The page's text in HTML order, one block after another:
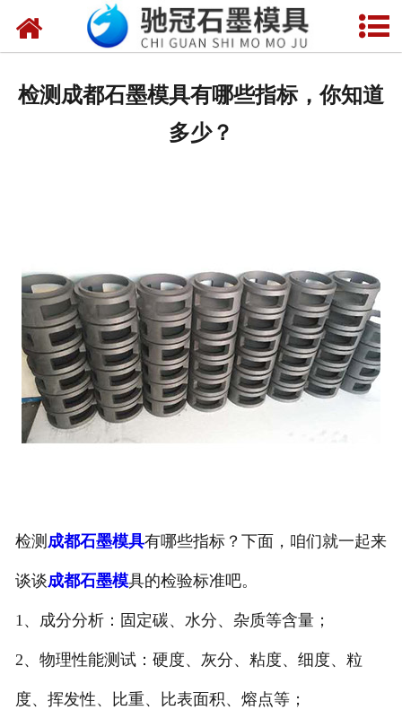
网站首页
检测成都石墨模具有哪些指标，你知道
多少？
检测 成都石墨模具有哪些指标？下面，咱们就一起来
谈谈成都石墨模具的检验标准吧。
1、成分分析：固定碳、水分、杂质等含量；
2、物理性能测试：硬度、灰分、粘度、细度、粒
度、挥发性、比重、比表面积、熔点等；